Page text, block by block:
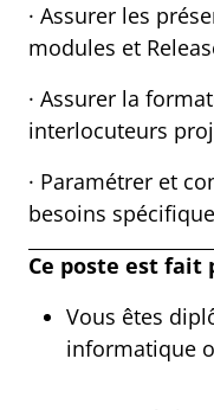
· Assurer les
modules et
· Assurer la
interlocuteurs
· Paramétrer et
besoins
Ce poste est fait
Vous êtes
informatique